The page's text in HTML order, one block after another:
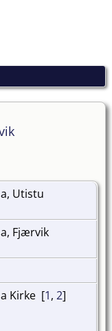
Utistu
Fjærvik
Kirke [1, 2]